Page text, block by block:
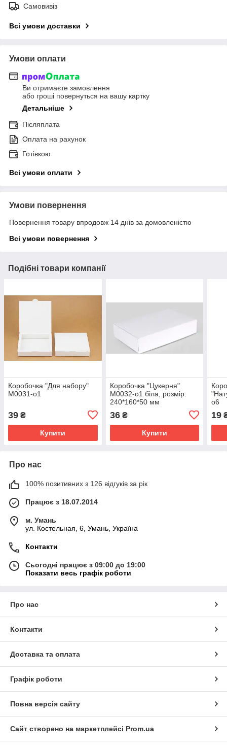
Самовивіз
Всі умови доставки
Умови оплати
Ви отримаєте замовлення
або гроші повернуться на вашу картку
Детальніше
Післяплата
Оплата на рахунок
Готівкою
Всі умови оплати
Умови повернення
Повернення товару впродовж 14 днів за домовленістю
Всі умови повернення
Подібні товари компанії
Коробочка "Для набору"
М0031-о1
39 ₴
Купити
Коробочка "Цукерня"
М0032-о1 біла, розмір:
240*160*50 мм
36₴
Купити
о6
19
Про нас
100% позитивних з 126 відгуків за рік
Працює з 18.07.2014
м. Умань
ул. Костельная, 6, Умань, Україна
Контакти
Сьогодні працює з 09:00 до 19:00
Показати весь графік роботи
Про нас
Контакти
Доставка та оплата
Графік роботи
Повна версія сайту
Сайт створено на маркетплейсі Prom.ua